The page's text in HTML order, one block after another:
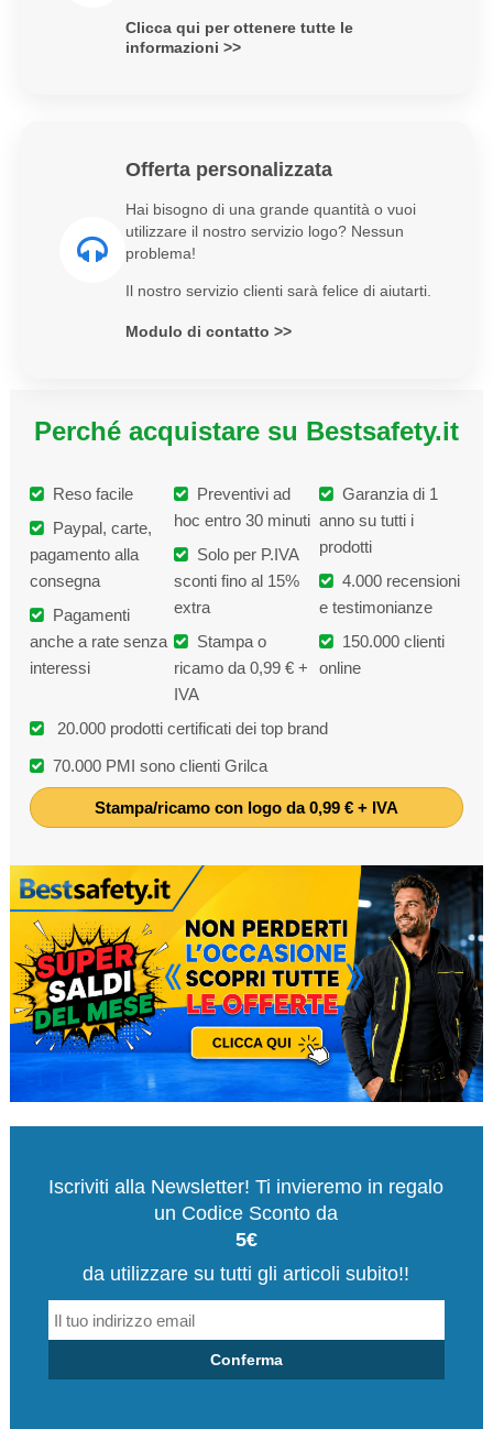
Clicca qui per ottenere tutte le
informazioni >>
Offerta personalizzata
Hai bisogno di una grande quantità o vuoi
utilizzare il nostro servizio logo? Nessun
problema!
Il nostro servizio clienti sarà felice di aiutarti.
Modulo di contatto >>
Perché acquistare su Bestsafety.it
Reso facile
Paypal, carte,
pagamento alla
consegna
Pagamenti
anche a rate senza
interessi
Preventivi ad
hoc entro 30 minuti
Solo per P.IVA
sconti fino al 15%
extra
Stampa o
ricamo da 0,99 € +
IVA
Garanzia di 1
anno su tutti i
prodotti
4.000 recensioni
e testimonianze
150.000 clienti
online
20.000 prodotti certificati dei top brand
70.000 PMI sono clienti Grilca
Stampa/ricamo con logo da 0,99 € + IVA
Iscriviti alla Newsletter! Ti invieremo in regalo
un Codice Sconto da
5€
da utilizzare su tutti gli articoli subito!!
Conferma